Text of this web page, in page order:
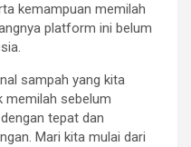
kemampuan memilah
platform ini belum
sampah yang kita
memilah sebelum
tepat dan
Mari kita mulai dari